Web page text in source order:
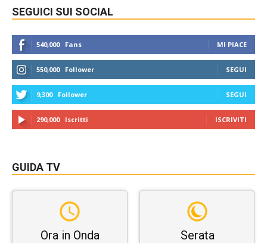
SEGUICI SUI SOCIAL
540,000 Fans MI PIACE
550,000 Follower SEGUI
9,300 Follower SEGUI
290,000 Iscritti ISCRIVITI
GUIDA TV
Ora in Onda Serata